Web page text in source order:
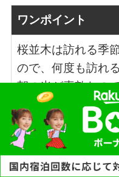
ワンポイント
桜並木は訪れる季
ので、何度も訪れ
朝の光が素敵なの
がおすすめです。
私は、夕日に照ら
もしれません。